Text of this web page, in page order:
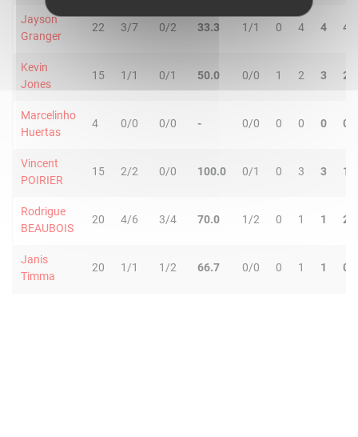
Jayson
Granger
22 3/7 0/2 33.3 1/1 0 4 4 4
Kevin
Jones
15 1/1 0/1 50.0 0/0 1 2 3 2
Marcelinho
Huertas
4 0/0 0/0 - 0/0 0 0 0 0
Vincent
POIRIER
15 2/2 0/0 100.0 0/1 0 3 3 1
Rodrigue
BEAUBOIS
20 4/6 3/4 70.0 1/2 0 1 1 2
Janis
Timma
20 1/1 1/2 66.7 0/0 0 1 1 0